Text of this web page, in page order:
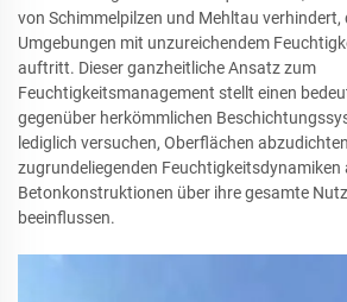
von Schimmelpilzen und Mehltau verhindert,
Umgebungen mit unzureichendem
auftritt. Dieser ganzheitliche Ansatz zum
Feuchtigkeitsmanagement stellt einen
gegenüber herkömmlichen
lediglich versuchen, Oberflächen
zugrundeliegenden Feuchtigkeitsdynamiken
Betonkonstruktionen über ihre gesamte
beeinflussen.